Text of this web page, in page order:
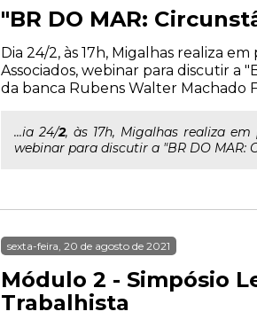
"BR DO MAR:
Dia 24/2, às 17h, Migalhas realiza
Associados, webinar para discutir a
da banca Rubens Walter Machado
...ia 24/2, às 17h, Migalhas realiza
webinar para discutir a "BR DO MAR:
sexta-feira, 20 de agosto de 2021
Módulo 2 - Simpósio
Trabalhista